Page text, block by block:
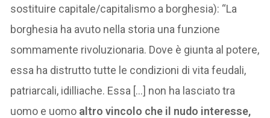
sostituire capitale/capitalismo a borghesia): “La
borghesia ha avuto nella storia una funzione
sommamente rivoluzionaria. Dove è giunta al potere,
essa ha distrutto tutte le condizioni di vita feudali,
patriarcali, idilliache. Essa […] non ha lasciato tra
uomo e uomo altro vincolo che il nudo interesse,